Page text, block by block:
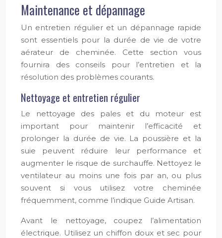
Maintenance et dépannage
Un entretien régulier et un dépannage rapide
sont essentiels pour la durée de vie de votre
aérateur de cheminée. Cette section vous
fournira des conseils pour l’entretien et la
résolution des problèmes courants.
Nettoyage et entretien régulier
Le nettoyage des pales et du moteur est
important pour maintenir l’efficacité et
prolonger la durée de vie. La poussière et la
suie peuvent réduire leur performance et
augmenter le risque de surchauffe. Nettoyez le
ventilateur au moins une fois par an, ou plus
souvent si vous utilisez votre cheminée
fréquemment, comme l’indique Guide Artisan.
Avant le nettoyage, coupez l’alimentation
électrique. Utilisez un chiffon doux et sec pour